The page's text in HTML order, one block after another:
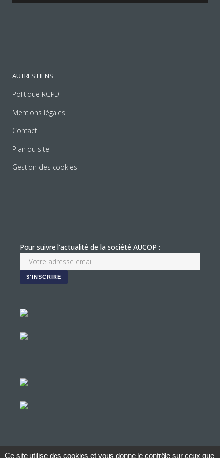
AUTRES LIENS
Politique RGPD
Mentions légales
Contact
Plan du site
Gestion des cookies
Pour suivre l'actualité de la société AUCOP :
Ce site utilise des cookies et vous donne le contrôle sur ceux que